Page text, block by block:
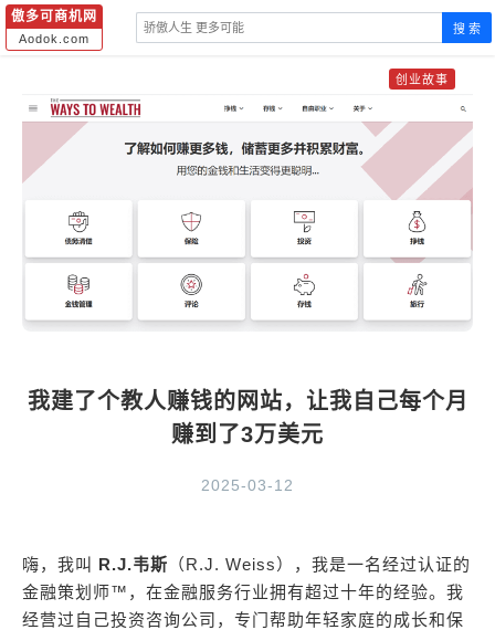
傲多可商机网
Aodok.com
搜 索
创业故事
我建了个教人赚钱的网站，让我自己每个月
赚到了3万美元
2025-03-12
嗨，我叫 R.J.韦斯 （R.J. Weiss），我是一名经过认证的
金融策划师™，在金融服务行业拥有超过十年的经验。我
经营过自己投资咨询公司，专门帮助年轻家庭的成长和保